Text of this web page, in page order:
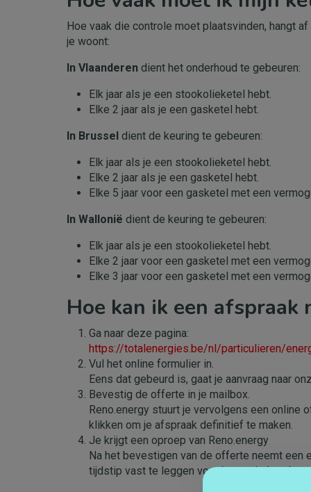
Hoe vaak die controle moet plaatsvinden, hangt
je woont:
In Vlaanderen dient het onderhoud te gebeuren:
Elk jaar als je een stookolieketel hebt.
Elke 2 jaar als je een gasketel hebt.
In Brussel dient de keuring te gebeuren:
Elk jaar als je een stookolieketel hebt.
Elke 2 jaar als je een gasketel hebt.
Elke 5 jaar voor een gasketel met een
In Wallonië dient de keuring te gebeuren:
Elk jaar als je een stookolieketel hebt.
Elke 2 jaar voor een gasketel met een
Elke 3 jaar voor een gasketel met een
Hoe kan ik een
Ga naar deze pagina:
https://totalenergies.be/nl/particulieren/
Vul het online formulier in.
Eens dat gebeurd is, gaat je aanvraag naar
Bevestig de offerte in je mailbox.
Reno.energy stuurt je vervolgens een online
klikken om je afspraak definitief te maken.
Je krijgt een oproep van Reno.energy
Na het bevestigen van de offerte neemt een
tijdstip vast te leggen voor het onderhoud.